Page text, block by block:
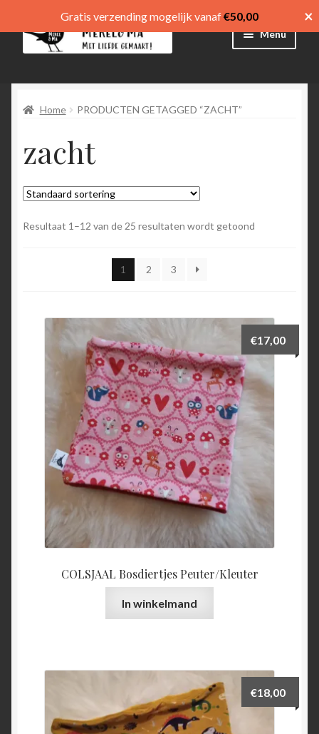
door
navigatie
direct
de
Menu
Afrekenen
Mijn account
Winkelmand
menu
Home PRODUCTEN GETAGGED “ZACHT”
zacht
Resultaat 1–12 van de 25 resultaten wordt getoond
1 2 3
COLSJAAL Bosdiertjes Peuter/Kleuter
€17,00
In winkelmand
€18,00
Gratis verzending mogelijk vanaf€50,00 ×